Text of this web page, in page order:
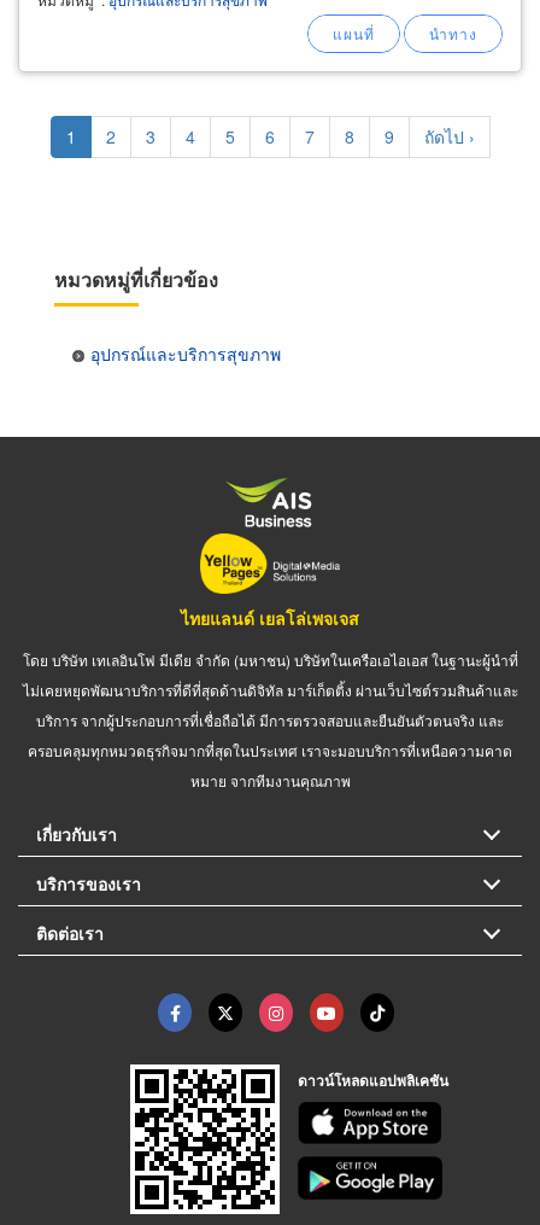
Pagination
Current
page
1 Page
2 Page
3 Page
4 Page
5 Page
6 Page
7 Page
8 Page
9
Next
page
ถัดไป ›
หมวดหมู่ที่เกี่ยวข้อง
อุปกรณ์และบริการสุขภาพ
ไทยแลนด์ เยลโล่เพจเจส
โดย บริษัท เทเลอินโฟ มีเดีย จำกัด (มหาชน) บริษัทในเครือเอไอเอส ในฐานะผู้นำที่
ไม่เคยหยุดพัฒนาบริการที่ดีที่สุดด้านดิจิทัล มาร์เก็ตติ้ง ผ่านเว็บไซต์รวมสินค้าและ
บริการ จากผู้ประกอบการที่เชื่อถือได้ มีการตรวจสอบและยืนยันตัวตนจริง และ
ครอบคลุมทุกหมวดธุรกิจมากที่สุดในประเทศ เราจะมอบบริการที่เหนือความคาด
หมาย จากทีมงานคุณภาพ
เกี่ยวกับเรา
บริการของเรา
ติดต่อเรา
ดาวน์โหลดแอปพลิเคชัน